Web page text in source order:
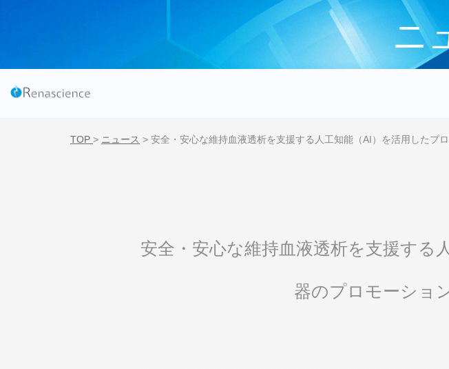
ニ
TOP > ニュース > 安全・安心な維持血液透析を支援する人工知能（AI）を活用したプ
安全・安心な維持血液透析を支援する
器のプロモーショ